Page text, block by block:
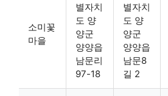
소미꽃
마을
별자치
도 양
양군
양양읍
남문리
97-18
별자치
도 양
양군
양양읍
남문8
길 2